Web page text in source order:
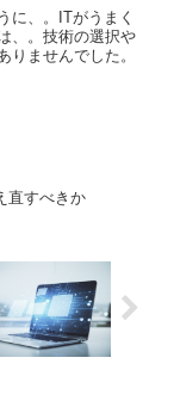
に、。ITがうまく
、。技術の選択や
りませんでした。
直すべきか